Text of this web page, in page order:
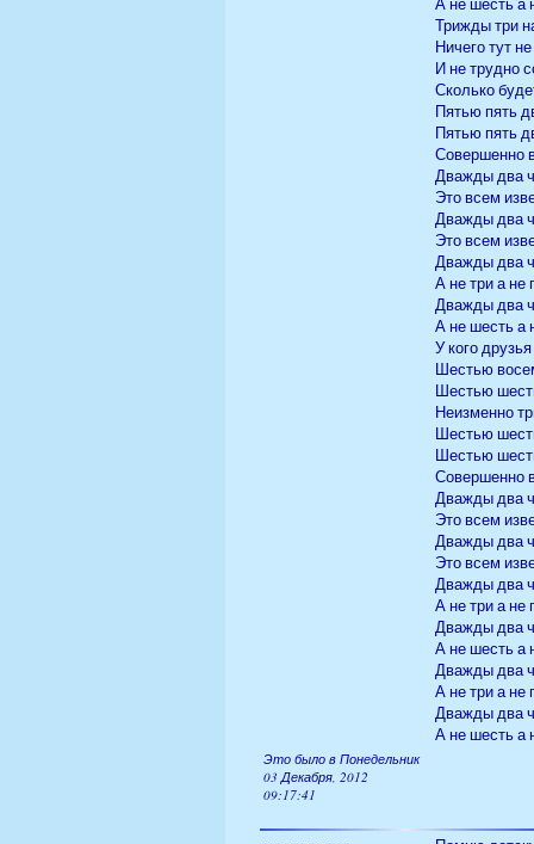
Трижды три
Ничего тут
И не трудно
Сколько
Пятью пять
Пятью пять
Совершенно
Дважды два
Это всем
Дважды два
Это всем
Дважды два
А не три а не
Дважды два
А не шесть а
У кого
Шестью
Шестью
Неизменно
Шестью
Шестью
Совершенно
Дважды два
Это всем
Дважды два
Это всем
Дважды два
А не три а не
Дважды два
А не шесть а
Дважды два
А не три а не
Дважды два
А не шесть а
Это было в Понедельник
03 Декабря, 2012
09:17:41